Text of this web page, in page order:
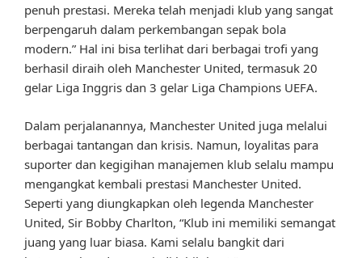
penuh prestasi. Mereka telah menjadi klub yang sangat
berpengaruh dalam perkembangan sepak bola
modern.” Hal ini bisa terlihat dari berbagai trofi yang
berhasil diraih oleh Manchester United, termasuk 20
gelar Liga Inggris dan 3 gelar Liga Champions UEFA.
Dalam perjalanannya, Manchester United juga melalui
berbagai tantangan dan krisis. Namun, loyalitas para
suporter dan kegigihan manajemen klub selalu mampu
mengangkat kembali prestasi Manchester United.
Seperti yang diungkapkan oleh legenda Manchester
United, Sir Bobby Charlton, “Klub ini memiliki semangat
juang yang luar biasa. Kami selalu bangkit dari